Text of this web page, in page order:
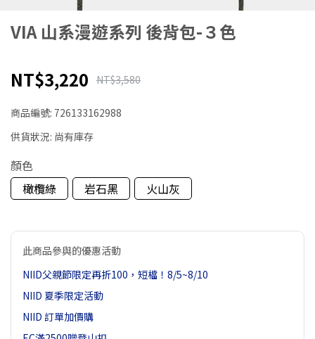
VIA 山系漫遊系列 後背包-３色
NT$3,220 NT$3,580
商品編號: 726133162988
供貨狀況: 尚有庫存
顏色
橄欖綠
岩石黑 火山灰
此商品參與的優惠活動
NIID父親節限定再折100，短檔！8/5~8/10
NIID 夏季限定活動
NIID 訂單加價購